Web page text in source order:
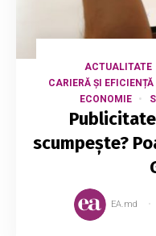
ACTUALITATE
CARIERĂ ȘI EFICIENȚĂ
ECONOMIE
scumpește?
EA.md